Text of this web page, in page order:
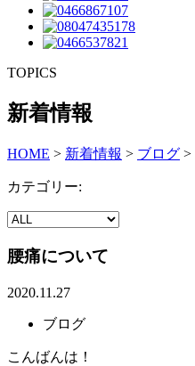
TOPICS
新着情報
HOME > 新着情報 > ブログ >
カテゴリー:
腰痛について
2020.11.27
ブログ
こんばんは！